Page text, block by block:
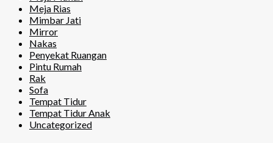
Meja Rias
Mimbar Jati
Mirror
Nakas
Penyekat Ruangan
Pintu Rumah
Rak
Sofa
Tempat Tidur
Tempat Tidur Anak
Uncategorized